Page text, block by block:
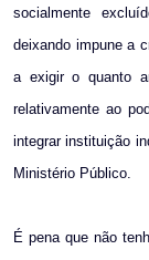
socialmente
deixando impune a
a exigir o quanto
relativamente ao
integrar instituição
Ministério Público.
É pena que não